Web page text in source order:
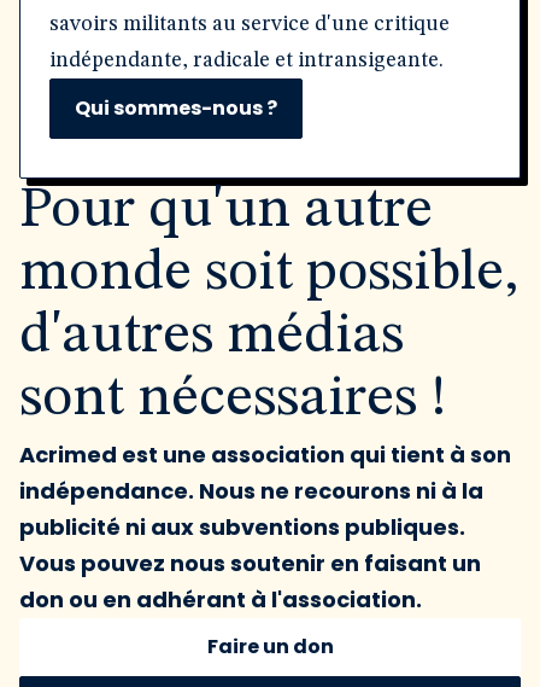
savoirs militants au service d'une critique
indépendante, radicale et intransigeante.
Qui sommes-nous ?
Pour qu'un autre
monde soit possible,
d'autres médias
sont nécessaires !
Acrimed est une association qui tient à son
indépendance. Nous ne recourons ni à la
publicité ni aux subventions publiques.
Vous pouvez nous soutenir en faisant un
don ou en adhérant à l'association.
Faire un don